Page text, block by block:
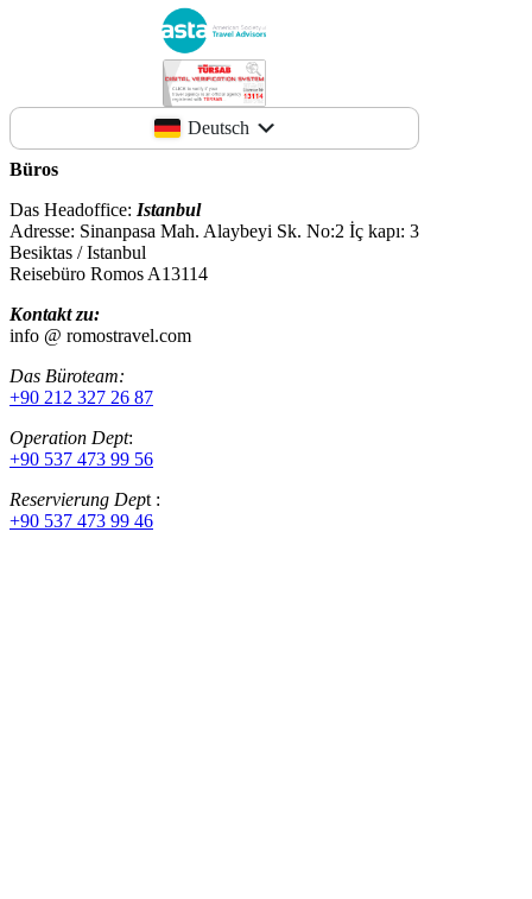
Deutsch
Büros
Das Headoffice: Istanbul
Adresse: Sinanpasa Mah. Alaybeyi Sk. No:2 İç kapı: 3
Besiktas / Istanbul
Reisebüro Romos A13114
Kontakt zu:
info @ romostravel.com
Das Büroteam:
+90 212 327 26 87
Operation Dept:
+90 537 473 99 56
Reservierung Dept :
+90 537 473 99 46